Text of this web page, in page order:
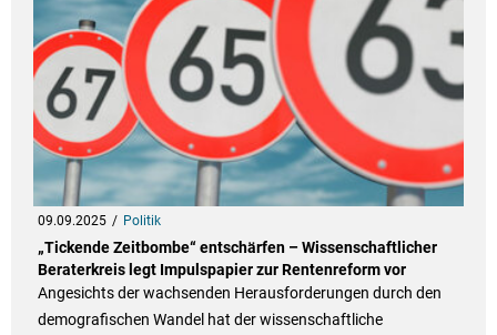
09.09.2025 Politik
„Tickende Zeitbombe“ entschärfen – Wissenschaftlicher
Beraterkreis legt Impulspapier zur Rentenreform vor
Angesichts der wachsenden Herausforderungen durch den
demografischen Wandel hat der wissenschaftliche